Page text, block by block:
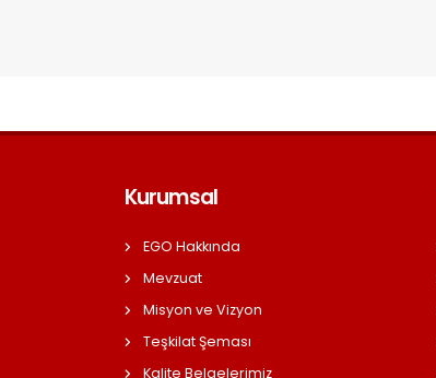
Kurumsal
EGO Hakkında
Mevzuat
Misyon ve Vizyon
Teşkilat Şeması
Kalite Belgelerimiz